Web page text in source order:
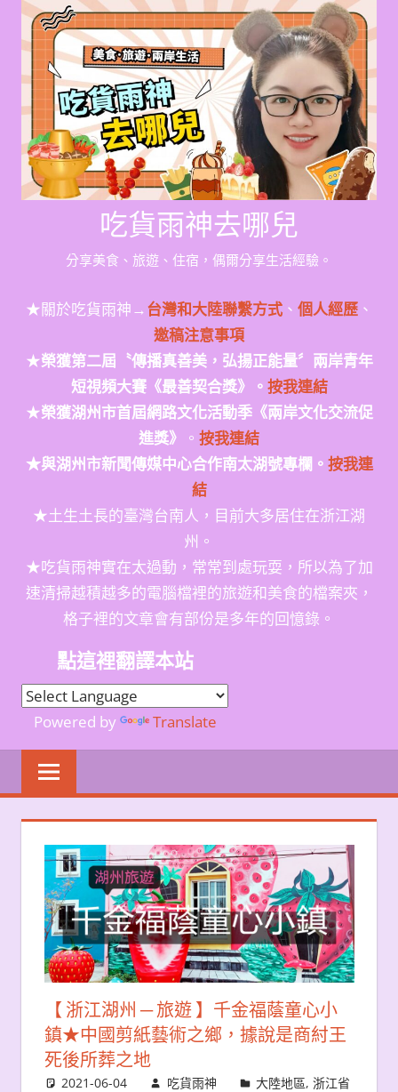
Skip
content
吃貨雨神去哪兒
分享美食、旅遊、住宿，偶爾分享生活經驗。
★關於吃貨雨神→台灣和大陸聯繫方式、 個人經歷、
邀稿注意事項
★榮獲第二屆〝傳播真善美，弘揚正能量〞兩岸青年
短視頻大賽《最善契合獎》。 按我連結
★榮獲湖州市首屆網路文化活動季《兩岸文化交流促
進獎》
。 按我連結
★與湖州市新聞傳媒中心合作南太湖號專欄。 按我連
結
★土生土長的臺灣台南人，目前大多居住在浙江湖
州。
★吃貨雨神實在太過動，常常到處玩耍，所以為了加
速清掃越積越多的電腦檔裡的旅遊和美食的檔案夾，
格子裡的文章會有部份是多年的回憶錄。
點這裡翻譯本站
Powered by Translate
【 浙江湖州 ─ 旅遊 】千金福蔭童心小
鎮★中國剪紙藝術之鄉，據說是商紂王
死後所葬之地
2021-06-04 吃貨雨神 大陸地區,浙江省